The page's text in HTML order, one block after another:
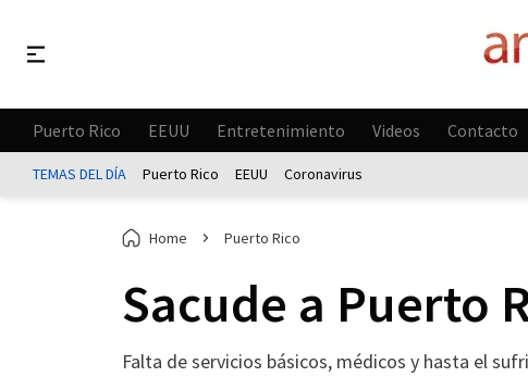
Puerto Rico EEUU Entretenimiento Videos Contacto
TEMAS DEL DÍA Puerto Rico EEUU Coronavirus
Home Puerto Rico
Sacude a Puerto
Falta de servicios básicos, médicos y hasta el